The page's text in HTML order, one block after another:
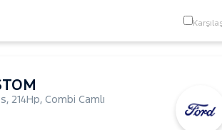
, 214Hp, Combi Camlı